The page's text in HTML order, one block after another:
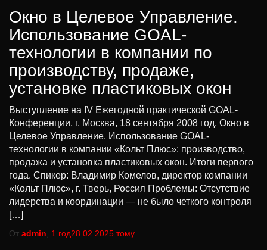
Окно в Целевое Управление.
Использование GOAL-
технологии в компании по
производству, продаже,
установке пластиковых окон
Выступление на IV Ежегодной практической GOAL-
Конференции, г. Москва, 18 сентября 2008 год. Окно в
Целевое Управление. Использование GOAL-
технологии в компании «Кольт Плюс»: производство,
продажа и установка пластиковых окон. Итоги первого
года. Спикер: Владимир Комелов, директор компании
«Кольт Плюс», г. Тверь, Россия Проблемы: Отсутствие
лидерства и координации — не было четкого контроля
[…]
От admin 1 год28.02.2025 тому